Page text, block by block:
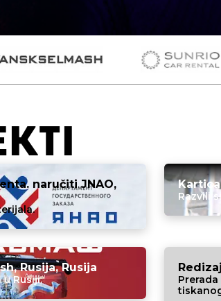
naručiti JNAO,
Razvili
Rusija, Rusija
Rusiji.